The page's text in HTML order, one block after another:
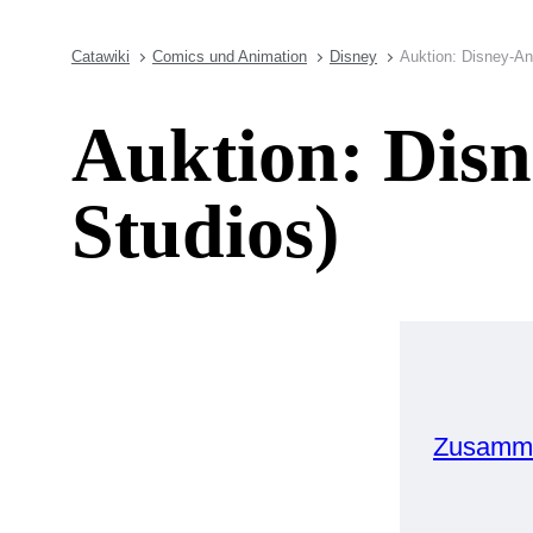
Catawiki Comics und Animation Disney Auktion: Disney-
Auktion:
Studios)